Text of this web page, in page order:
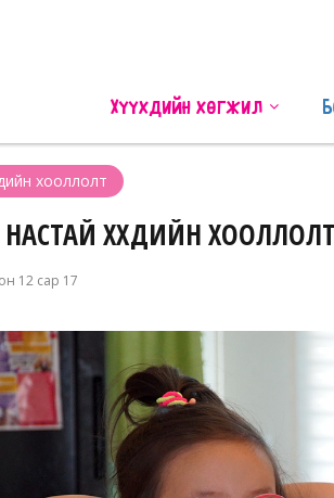
Хүүхдийн хөгжил
хооллолт
НАСТАЙ ХҮҮХДИЙН ХООЛЛОЛТ
12 сар 17